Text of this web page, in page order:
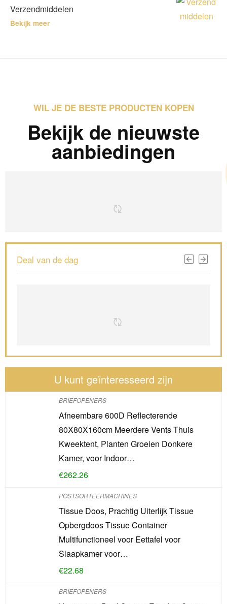
Verzendmiddelen
Bekijk meer
WIL JE DE BESTE PRODUCTEN KOPEN
Bekijk de nieuwste
aanbiedingen
Deal van de dag
U kunt geïnteresseerd zijn
BRIEFOPENERS
Afneembare 600D Reflecterende
80X80X160cm Meerdere Vents Thuis
Kweektent, Planten Groeien Donkere
Kamer, voor Indoor…
€262.26
POSTSORTEERMACHINES
Tissue Doos, Prachtig Uiterlijk Tissue
Opbergdoos Tissue Container
Multifunctioneel voor Eettafel voor
Slaapkamer voor…
€22.68
BRIEFOPENERS